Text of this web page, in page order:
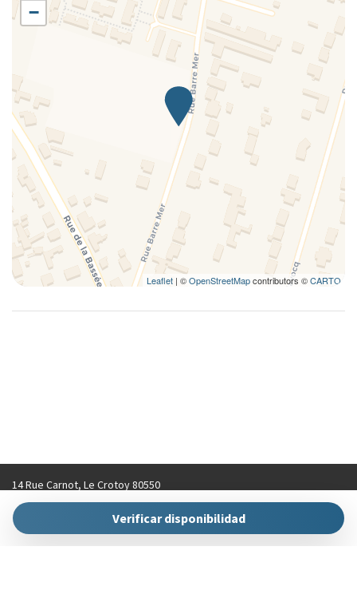
−
Leaflet | ©OpenStreetMapcontributors ©CARTO
Verificar disponibilidad
14 Rue Carnot, Le Crotoy 80550
contact@hellokeys.fr
+33 (0)3 22 31 92 70